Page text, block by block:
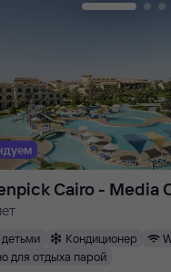
Cairo - Media
Кондиционер
для отдыха парой